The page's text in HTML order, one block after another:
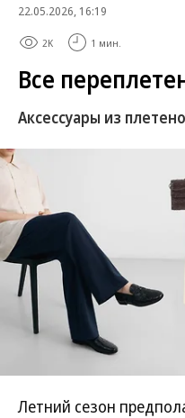
22.05.2026, 16:19
2K 1 мин.
Все
Аксессуары из
Летний сезон